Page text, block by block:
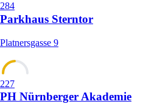
284
Parkhaus Sterntor
Platnersgasse 9
227
PH Nürnberger Akademie